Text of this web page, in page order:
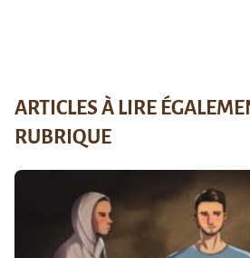
ARTICLES À LIRE
RUBRIQUE